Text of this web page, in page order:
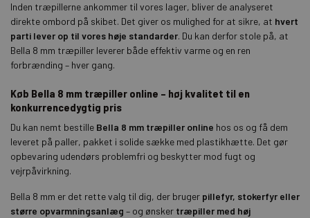
Inden træpillerne ankommer til vores lager, bliver de analyseret
direkte ombord på skibet. Det giver os mulighed for at sikre, at hvert
parti lever op til vores høje standarder. Du kan derfor stole på, at
Bella 8 mm træpiller leverer både effektiv varme og en ren
forbrænding – hver gang.
Køb Bella 8 mm træpiller online – høj kvalitet til en
konkurrencedygtig pris
Du kan nemt bestille Bella 8 mm træpiller online hos os og få dem
leveret på paller, pakket i solide sække med plastikhætte. Det gør
opbevaring udendørs problemfri og beskytter mod fugt og
vejrpåvirkning.
Bella 8 mm er det rette valg til dig, der bruger pillefyr, stokerfyr eller
større opvarmningsanlæg – og ønsker træpiller med høj